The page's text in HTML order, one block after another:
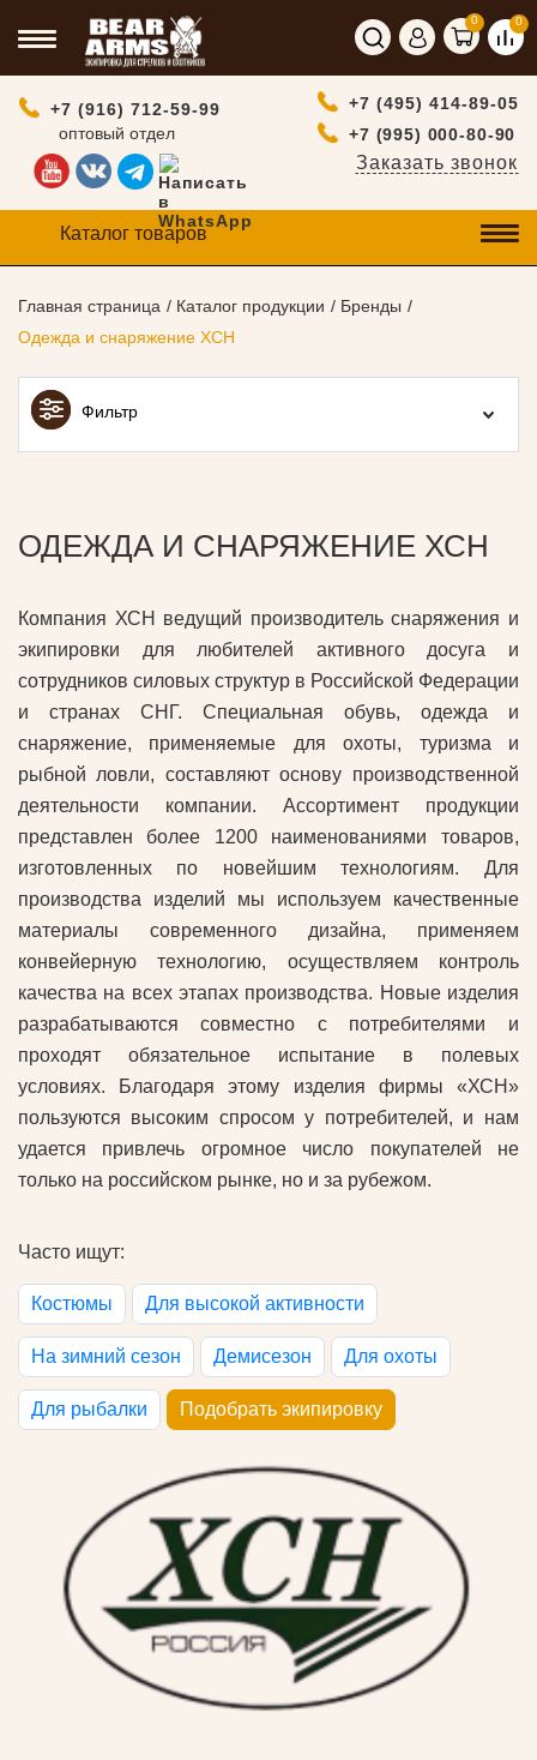
0 0
+7 (916) 712-59-99
оптовый отдел
+7 (495) 414-89-05
+7 (995) 000-80-90
Заказать звонок
Каталог товаров
Главная страница Каталог продукции
Бренды
Одежда и снаряжение ХСН
Фильтр
ОДЕЖДА И СНАРЯЖЕНИЕ ХСН
Компания ХСН ведущий производитель снаряжения и
экипировки для любителей активного досуга и
сотрудников силовых структур в Российской Федерации
и странах СНГ. Специальная обувь, одежда и
снаряжение, применяемые для охоты, туризма и
рыбной ловли, составляют основу производственной
деятельности компании. Ассортимент продукции
представлен более 1200 наименованиями товаров,
изготовленных по новейшим технологиям. Для
производства изделий мы используем качественные
материалы современного дизайна, применяем
конвейерную технологию, осуществляем контроль
качества на всех этапах производства. Новые изделия
разрабатываются совместно с потребителями и
проходят обязательное испытание в полевых
условиях. Благодаря этому изделия фирмы «ХСН»
пользуются высоким спросом у потребителей, и нам
удается привлечь огромное число покупателей не
только на российском рынке, но и за рубежом.
Часто ищут:
Костюмы Для высокой активности
На зимний сезон Демисезон Для охоты
Для рыбалки Подобрать экипировку